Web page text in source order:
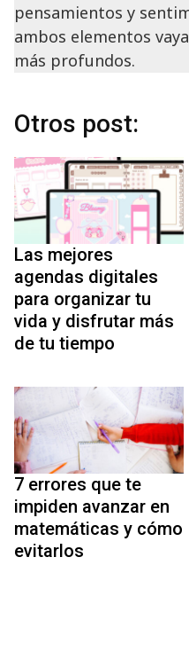
pensamientos y
ambos elementos
más profundos.
Otros post:
Las mejores
agendas digitales
para organizar tu
vida y disfrutar más
de tu tiempo
7 errores que te
impiden avanzar en
matemáticas y cómo
evitarlos